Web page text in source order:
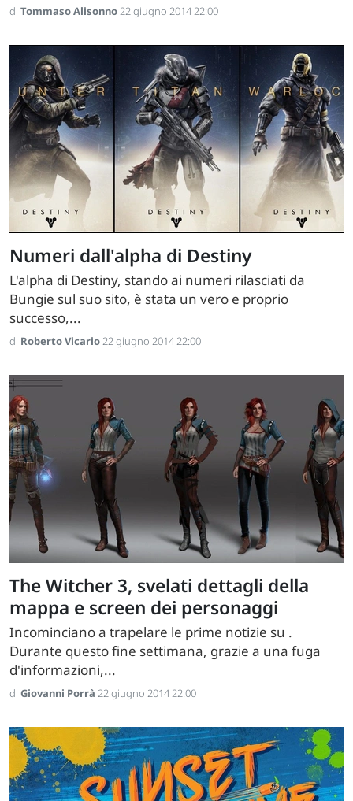
di Tommaso Alisonno22 giugno 2014 22:00
Numeri dall'alpha di Destiny
L'alpha di Destiny, stando ai numeri rilasciati da
Bungie sul suo sito, è stata un vero e proprio
successo,...
di Roberto Vicario22 giugno 2014 22:00
The Witcher 3, svelati dettagli della
mappa e screen dei personaggi
Incominciano a trapelare le prime notizie su .
Durante questo fine settimana, grazie a una fuga
d'informazioni,...
di Giovanni Porrà 22 giugno 2014 22:00